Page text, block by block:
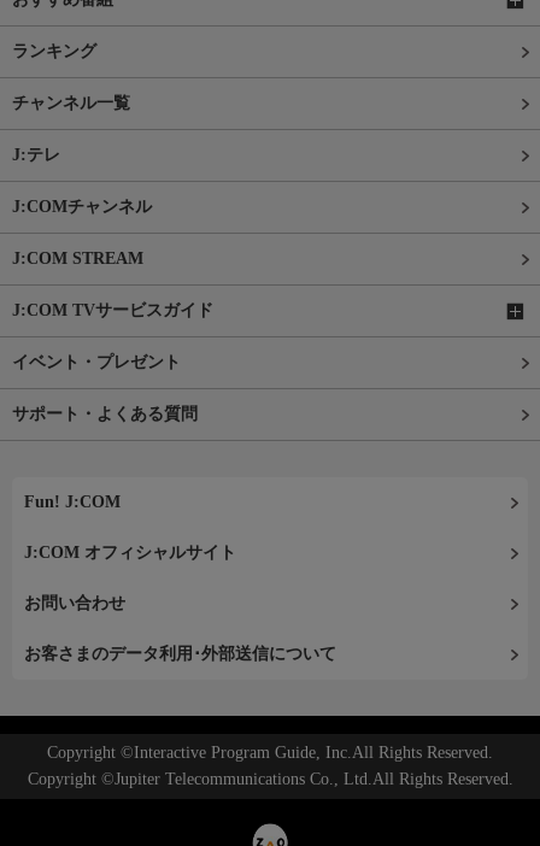
ランキング
チャンネル一覧
J:テレ
J:COMチャンネル
J:COM STREAM
J:COM TVサービスガイド
イベント・プレゼント
サポート・よくある質問
Fun! J:COM
J:COM オフィシャルサイト
お問い合わせ
お客さまのデータ利用･外部送信について
Copyright ©Interactive Program Guide, Inc.All Rights Reserved.
Copyright ©Jupiter Telecommunications Co., Ltd.All Rights Reserved.